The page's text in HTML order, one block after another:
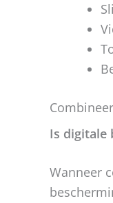
Is digitale
Wanneer